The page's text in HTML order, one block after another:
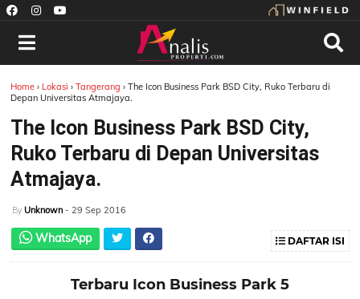
Home › Lokasi › Tangerang› The Icon Business Park BSD City, Ruko Terbaru di
Depan Universitas Atmajaya.
The Icon Business Park BSD City,
Ruko Terbaru di Depan Universitas
Atmajaya.
By Unknown - 29 Sep 2016
WhatsApp DAFTAR ISI
Terbaru Icon Business Park 5